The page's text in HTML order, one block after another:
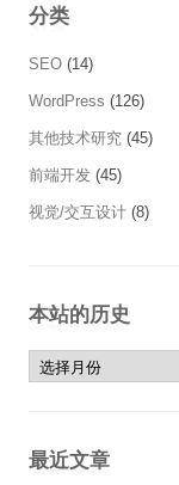
分类
SEO (14)
WordPress (126)
其他技术研究 (45)
前端开发 (45)
视觉/交互设计 (8)
本站的历史
本站的历史
最近文章